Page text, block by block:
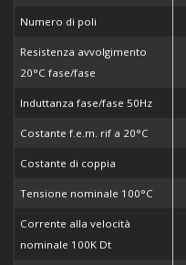
Numero di poli
Resistenza avvolgimento
20°C fase/fase
Induttanza fase/fase 50Hz
Costante f.e.m. rif a 20°C
Costante di coppia
Tensione nominale 100°C
Corrente alla velocità
nominale 100K Dt